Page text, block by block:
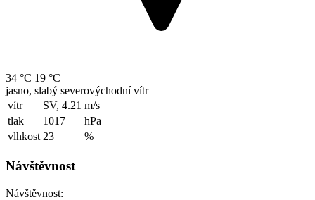
34 °C 19 °C
jasno, slabý severovýchodní vítr
vítr
SV, 4.21 m/s
tlak
1017
hPa
vlhkost 23 %
Návštěvnost
Návštěvnost: